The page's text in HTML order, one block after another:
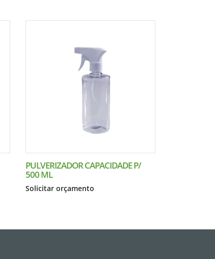
PULVERIZADOR CAPACIDADE P/
500 ML
Solicitar orçamento